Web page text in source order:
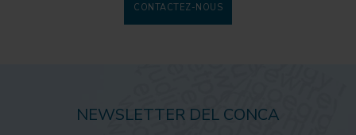
CONTACTEZ-NOUS
NEWSLETTER DEL CONCA